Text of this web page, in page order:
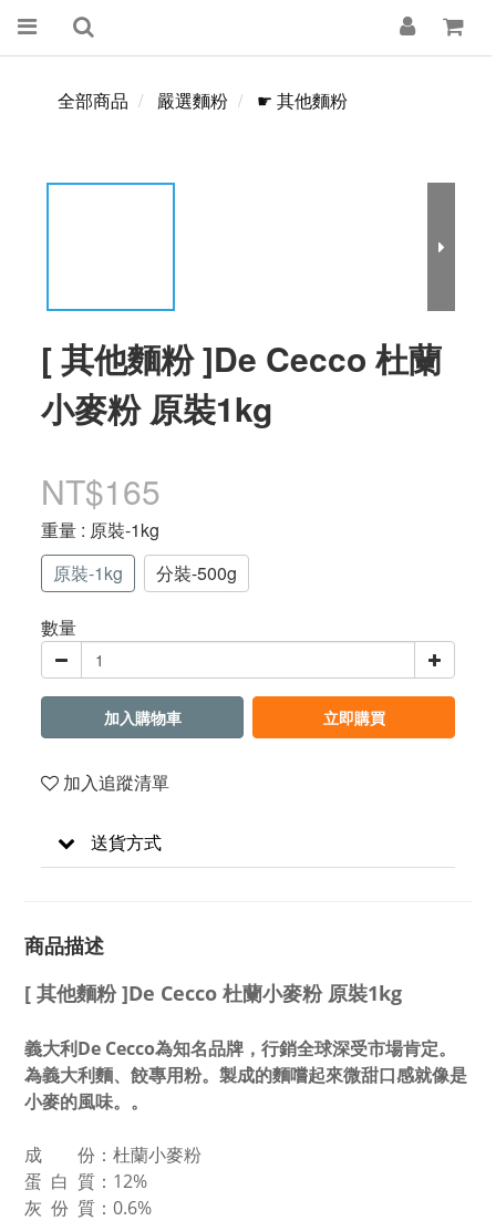
全部商品 嚴選麵粉 ☛ 其他麵粉
[ 其他麵粉 ]De Cecco 杜蘭
小麥粉 原裝1kg
NT$165
重量 : 原裝-1kg
原裝-1kg
分裝-500g
數量
加入購物車 立即購買
加入追蹤清單
送貨方式
商品描述
[ 其他麵粉 ]De Cecco 杜蘭小麥粉 原裝1kg
義大利De Cecco為知名品牌，行銷全球深受市場肯定。
為義大利麵、餃專用粉。製成的麵嚐起來微甜口感就像是
小麥的風味。。
成 份：杜蘭小麥粉
蛋 白 質：12%
灰 份 質：0.6%